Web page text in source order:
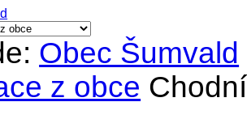
Obec Šumvald
z obce